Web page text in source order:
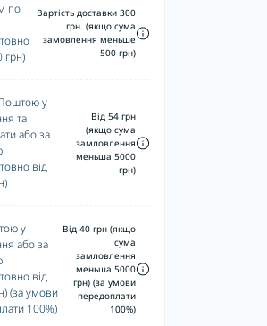
по
грн)
Вартість доставки 300
грн. (якщо сума
замовлення меньше
500 грн)
у
та
або за
від
Від 54 грн
(якщо сума
замловлення
меньша 5000
грн)
у
або за
від
(за умови
100%)
Від 40 грн (якщо
сума
замловлення
меньша 5000
грн) (за умови
передоплати
100%)